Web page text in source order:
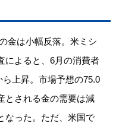
金は小幅反落。米ミシ
によると、6月の消費者
ら上昇。市場予想の75.0
とされる金の需要は減
なった。ただ、米国で